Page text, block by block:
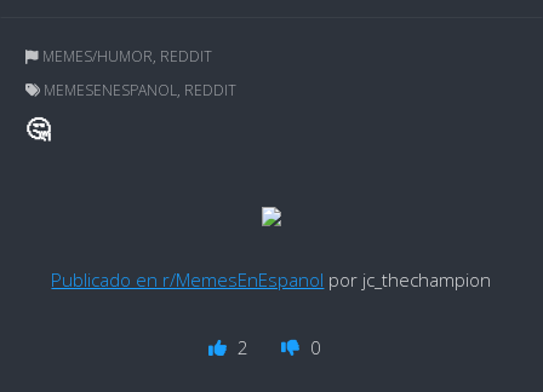
MEMES/HUMOR, REDDIT
MEMESENESPANOL, REDDIT
🤔
Publicado en r/MemesEnEspanol por jc_thechampion
2 0